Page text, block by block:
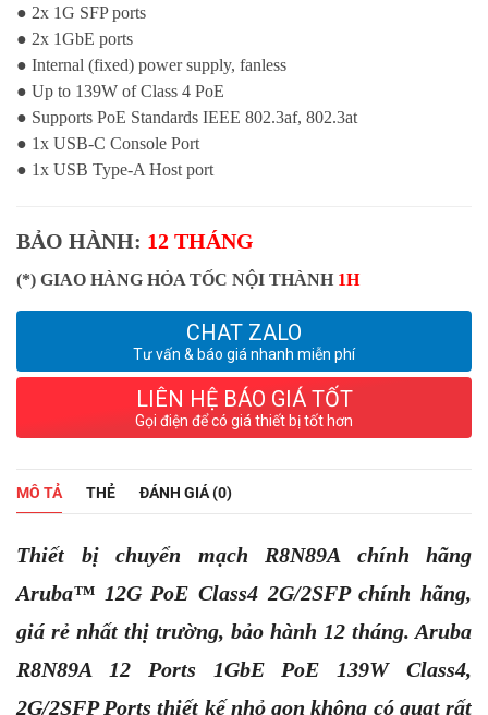
● 2x 1G SFP ports
● 2x 1GbE ports
● Internal (fixed) power supply, fanless
● Up to 139W of Class 4 PoE
● Supports PoE Standards IEEE 802.3af, 802.3at
● 1x USB-C Console Port
● 1x USB Type-A Host port
BẢO HÀNH: 12 THÁNG
(*) GIAO HÀNG HỎA TỐC NỘI THÀNH 1H
CHAT ZALO
Tư vấn & báo giá nhanh miễn phí
LIÊN HỆ BÁO GIÁ TỐT
Gọi điện để có giá thiết bị tốt hơn
MÔ TẢ THẺ ĐÁNH GIÁ (0)
Thiết bị chuyển mạch R8N89A chính hãng
Aruba™ 12G PoE Class4 2G/2SFP chính hãng,
giá rẻ nhất thị trường, bảo hành 12 tháng. Aruba
R8N89A 12 Ports 1GbE PoE 139W Class4,
2G/2SFP Ports thiết kế nhỏ gọn không có quạt rất